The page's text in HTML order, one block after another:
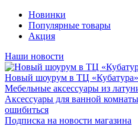
Новинки
Популярные товары
Акция
Наши новости
Новый шоурум в ТЦ
Мебельные аксессуары из
Аксессуары для ванной
ошибиться
Подписка на новости магазина